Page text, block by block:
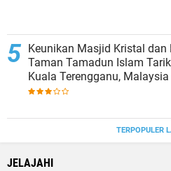
Keunikan Masjid Kristal dan
Taman Tamadun Islam Tarikan Ikonik di
Kuala Terengganu, Malaysia
TERPOPULER
JELAJAHI